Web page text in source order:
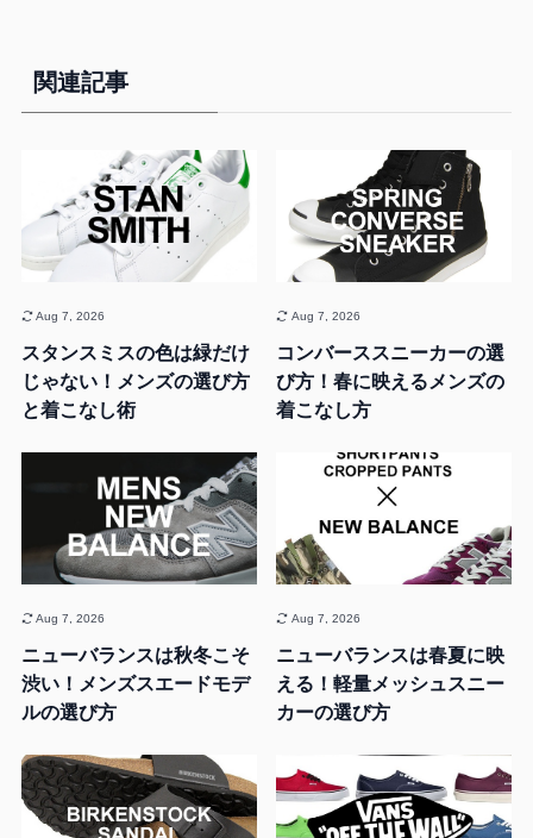
関連記事
スタンスミスの色は緑だけ
じゃない！メンズの選び方
と着こなし術
Aug 7, 2026
コンバーススニーカーの選
び方！春に映えるメンズの
着こなし方
Aug 7, 2026
ニューバランスは秋冬こそ
渋い！メンズスエードモデ
ルの選び方
Aug 7, 2026
ニューバランスは春夏に映
える！軽量メッシュスニー
カーの選び方
Aug 7, 2026